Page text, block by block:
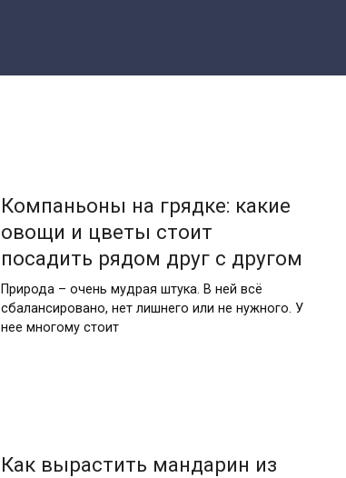
Компаньоны на грядке: какие
овощи и цветы стоит
посадить рядом друг с другом
Природа – очень мудрая штука. В ней всё
сбалансировано, нет лишнего или не нужного. У
нее многому стоит
Как вырастить мандарин из